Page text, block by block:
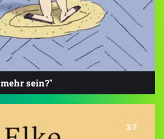
sein?"
3.7